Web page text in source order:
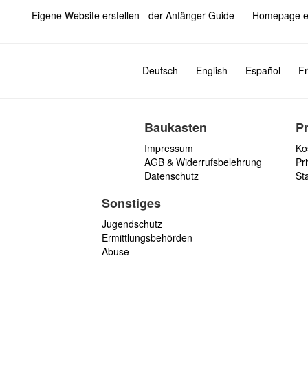
Eigene Website erstellen - der Anfänger Guide Homepage
Deutsch English Español
Baukasten
Impressum
AGB & Widerrufsbelehrung
Datenschutz
Sonstiges
Jugendschutz
Ermittlungsbehörden
Abuse